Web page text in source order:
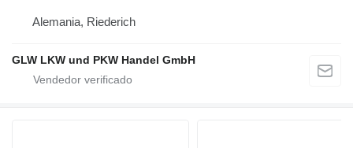
Alemania, Riederich
GLW LKW und PKW Handel GmbH